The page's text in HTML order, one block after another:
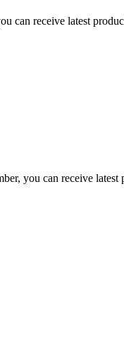
can receive latest
you can receive